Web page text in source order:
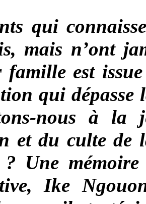
qui
mais n’ont
famille est
qui dépasse
nous à la
et du culte de
Une
Ike